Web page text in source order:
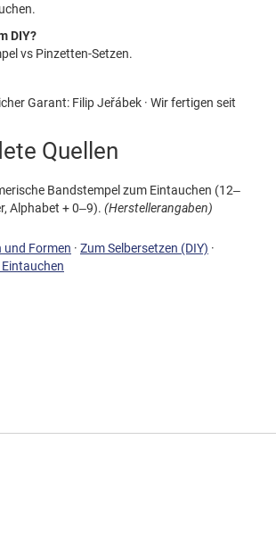
DIY?
vs Pinzetten-Setzen.
Garant: Filip Jeřábek · Wir fertigen seit
Quellen
Bandstempel zum Eintauchen (12–
Alphabet + 0–9). (Herstellerangaben)
und Formen · Zum Selbersetzen (DIY) ·